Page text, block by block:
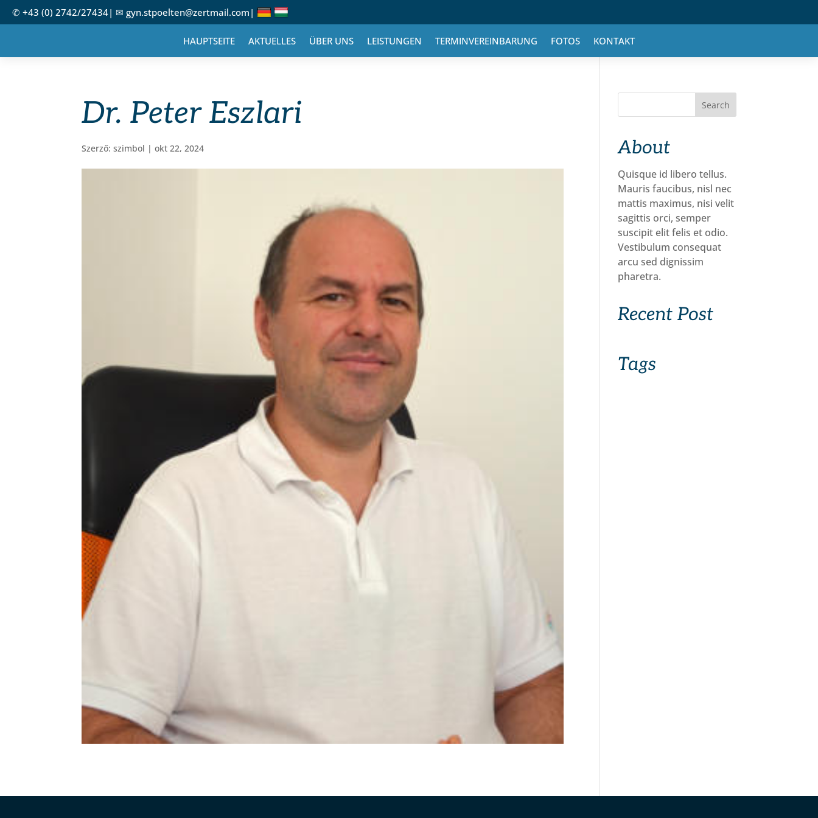
✆ +43 (0) 2742/27434| ✉ gyn.stpoelten@zertmail.com |
HAUPTSEITE AKTUELLES ÜBER UNS LEISTUNGEN TERMINVEREINBARUNG FOTOS KONTAKT
Dr. Peter Eszlari
Szerző:szimbol |okt 22, 2024
Search
About
Quisque id libero tellus.
Mauris faucibus, nisl nec
mattis maximus, nisi velit
sagittis orci, semper
suscipit elit felis et odio.
Vestibulum consequat
arcu sed dignissim
pharetra.
Recent Post
Tags